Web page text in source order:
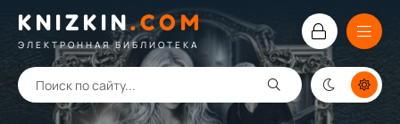
KNIZKIN.COM
ЭЛЕКТРОННАЯ БИБЛИОТЕКА